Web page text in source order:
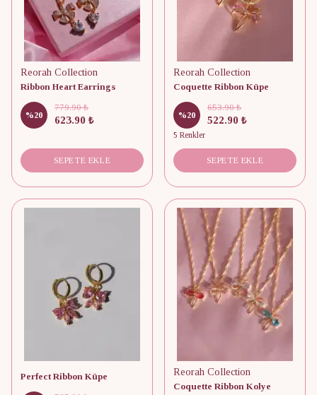
Reorah Collection
Ribbon Heart Earrings
%20
779.90 ₺
623.90 ₺
SEPETE EKLE
Reorah Collection
Coquette Ribbon Küpe
%20
653.90 ₺
522.90 ₺
5 Renkler
SEPETE EKLE
Perfect Ribbon Küpe
Reorah Collection
Coquette Ribbon Kolye